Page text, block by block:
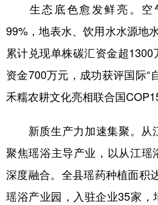
生态底色愈发鲜亮。空
99%，地表水、饮用水水源地
累计兑现单株碳汇资金超
资金700万元，成功获评国际“
禾糯农耕文化亮相联合国
新质生产力加速集聚。从
聚焦瑶浴主导产业，以从江瑶
深度融合。全县瑶药种植面积
瑶浴产业园，入驻企业35家